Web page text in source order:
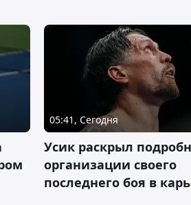
05:41, Сегодня
Усик раскрыл
организации своего
последнего боя в